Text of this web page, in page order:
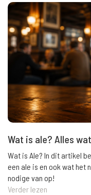
Wat is ale? Alles
Wat is Ale? In dit artikel
een ale is en ook wat het
nodige van op!
Verder lezen